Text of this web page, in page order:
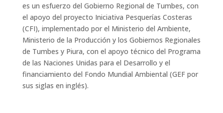
es un esfuerzo del Gobierno Regional de Tumbes, con
el apoyo del proyecto Iniciativa Pesquerías Costeras
(CFI), implementado por el Ministerio del Ambiente,
Ministerio de la Producción y los Gobiernos Regionales
de Tumbes y Piura, con el apoyo técnico del Programa
de las Naciones Unidas para el Desarrollo y el
financiamiento del Fondo Mundial Ambiental (GEF por
sus siglas en inglés).